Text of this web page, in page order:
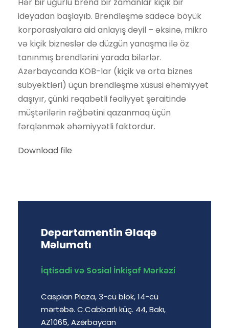
ideyadan başlayıb. Brendləşmə sadəcə böyük
korporasiyalara aid anlayış deyil – əksinə, mikro
və kiçik bizneslər də düzgün yanaşma ilə öz
tanınmış brendlərini yarada bilərlər.
Azərbaycanda KOB-lar (kiçik və orta biznes
subyektləri) üçün brendləşmə xüsusi əhəmiyyət
daşıyır, çünki rəqabətli fəaliyyət şəraitində
müştərilərin rəğbətini qazanmaq üçün
fərqlənmək əhəmiyyətli faktordur.
Download file
Departamentin Əlaqə
Məlumatı
İqtisadi və Sosial İnkişaf Mərkəzi
Caspian Plaza, 3-cü blok, 14-cü
mərtəbə. C.Cabbarlı küç. 44, Bakı,
AZ1065, Azərbaycan